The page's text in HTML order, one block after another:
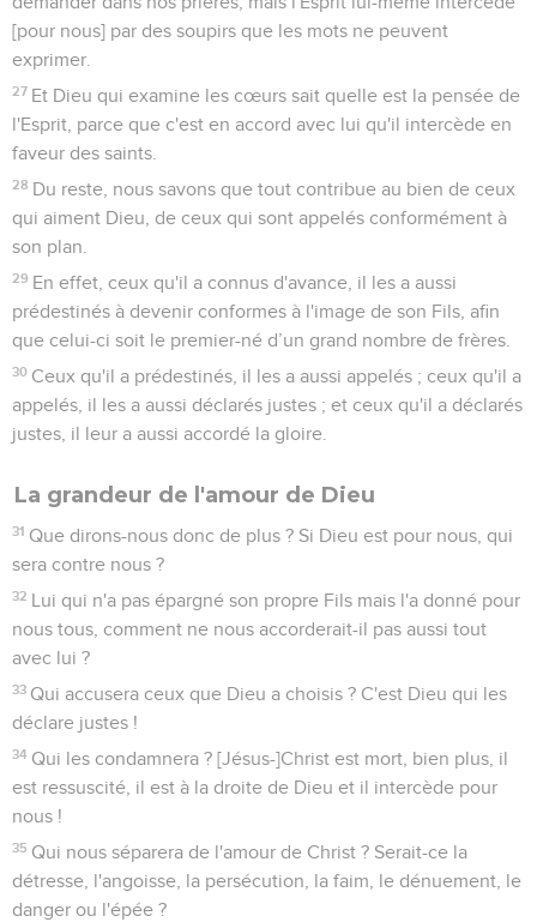
[pour nous] par des soupirs que les mots ne peuvent
exprimer.
27 Et Dieu qui examine les cœurs sait quelle est la pensée de
l'Esprit, parce que c'est en accord avec lui qu'il intercède en
faveur des saints.
28 Du reste, nous savons que tout contribue au bien de ceux
qui aiment Dieu, de ceux qui sont appelés conformément à
son plan.
29 En effet, ceux qu'il a connus d'avance, il les a aussi
prédestinés à devenir conformes à l'image de son Fils, afin
que celui-ci soit le premier-né d’un grand nombre de frères.
30 Ceux qu'il a prédestinés, il les a aussi appelés ; ceux qu'il a
appelés, il les a aussi déclarés justes ; et ceux qu'il a déclarés
justes, il leur a aussi accordé la gloire.
La grandeur de l'amour de Dieu
31 Que dirons-nous donc de plus ? Si Dieu est pour nous, qui
sera contre nous ?
32 Lui qui n'a pas épargné son propre Fils mais l'a donné pour
nous tous, comment ne nous accorderait-il pas aussi tout
avec lui ?
33 Qui accusera ceux que Dieu a choisis ? C'est Dieu qui les
déclare justes !
34 Qui les condamnera ? [Jésus-]Christ est mort, bien plus, il
est ressuscité, il est à la droite de Dieu et il intercède pour
nous !
35 Qui nous séparera de l'amour de Christ ? Serait-ce la
détresse, l'angoisse, la persécution, la faim, le dénuement, le
danger ou l'épée ?